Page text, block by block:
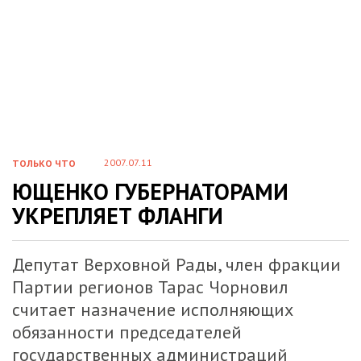
ТОЛЬКО ЧТО 2007.07.11
ЮЩЕНКО ГУБЕРНАТОРАМИ
УКРЕПЛЯЕТ ФЛАНГИ
Депутат Верховной Рады, член фракции
Партии регионов Тарас Чорновил
считает назначение исполняющих
обязанности председателей
государственных администраций